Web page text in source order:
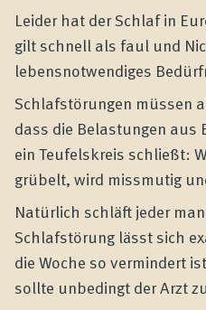
Leider hat der Schlaf in
gilt schnell als faul und
lebensnotwendiges
Schlafstörungen müssen
dass die Belastungen aus
ein Teufelskreis schließt:
grübelt, wird missmutig
Natürlich schläft jeder
Schlafstörung lässt sich
die Woche so vermindert
sollte unbedingt der Arzt